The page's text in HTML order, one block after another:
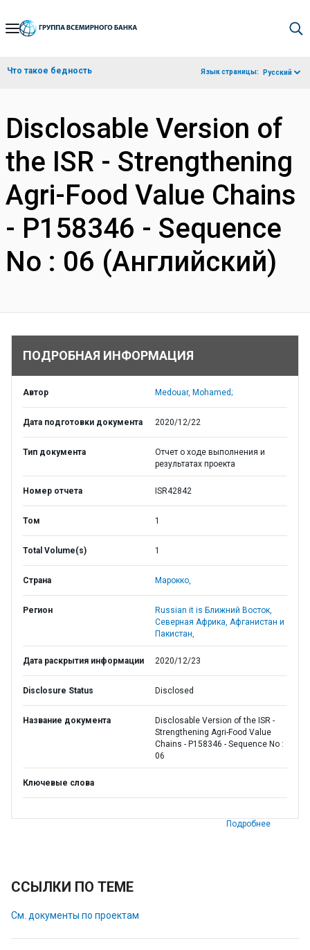
Skip
Navigation
Что такое бедность Язык страницы: Русский
Disclosable Version of
the ISR - Strengthening
Agri-Food Value Chains
- P158346 - Sequence
No : 06 (Английский)
ПОДРОБНАЯ ИНФОРМАЦИЯ
Автор Medouar, Mohamed;
Дата подготовки документа 2020/12/22
Тип документа
Отчет о ходе выполнения и
результатах проекта
Номер отчета ISR42842
Том 1
Total Volume(s) 1
Страна Марокко,
Регион
Russian it is Ближний Восток,
Северная Африка, Афганистан и
Пакистан,
Дата раскрытия информации 2020/12/23
Disclosure Status Disclosed
Название документа
Disclosable Version of the ISR -
Strengthening Agri-Food Value
Chains - P158346 - Sequence No :
06
Ключевые слова
Подробнее
ССЫЛКИ ПО ТЕМЕ
См. документы по проектам